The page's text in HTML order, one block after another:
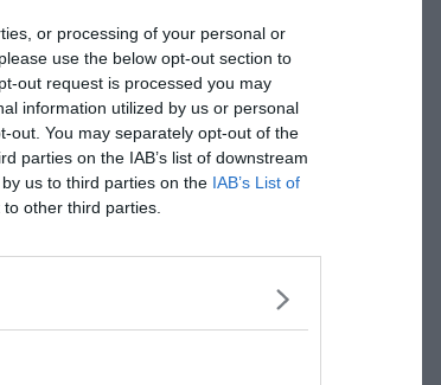
or processing of your personal or
use the below opt-out section to
out request is processed you may
information utilized by us or personal
out. You may separately opt-out of the
parties on the IAB’s list of downstream
us to third parties on the IAB’s List of
other third parties.
- ToscanaMedia.